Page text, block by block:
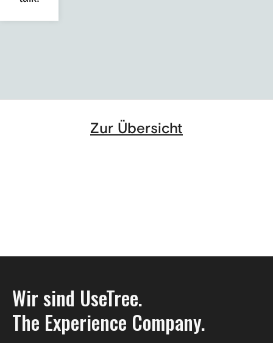
Tegel Projekt
Zur Übersicht
Wir sind UseTree.
The Experience Company.